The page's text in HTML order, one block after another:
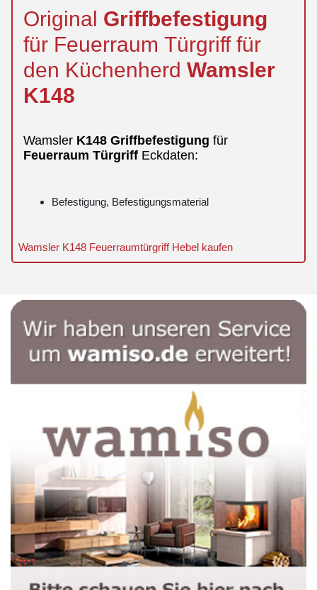
Original Griffbefestigung
für Feuerraum Türgriff für
den Küchenherd Wamsler
K148
Wamsler K148 Griffbefestigung für
Feuerraum Türgriff Eckdaten:
Befestigung, Befestigungsmaterial
Wamsler K148 Feuerraumtürgriff Hebel kaufen